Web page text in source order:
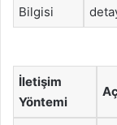
Bilgisi
İletişim
Yöntemi